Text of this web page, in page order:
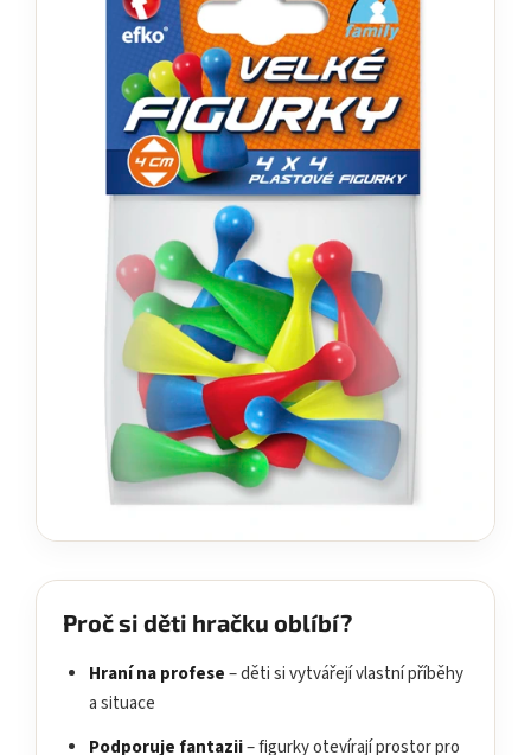
Proč si děti hračku oblíbí?
Hraní na profese– děti si vytvářejí vlastní příběhy
a situace
Podporuje fantazii– figurky otevírají prostor pro